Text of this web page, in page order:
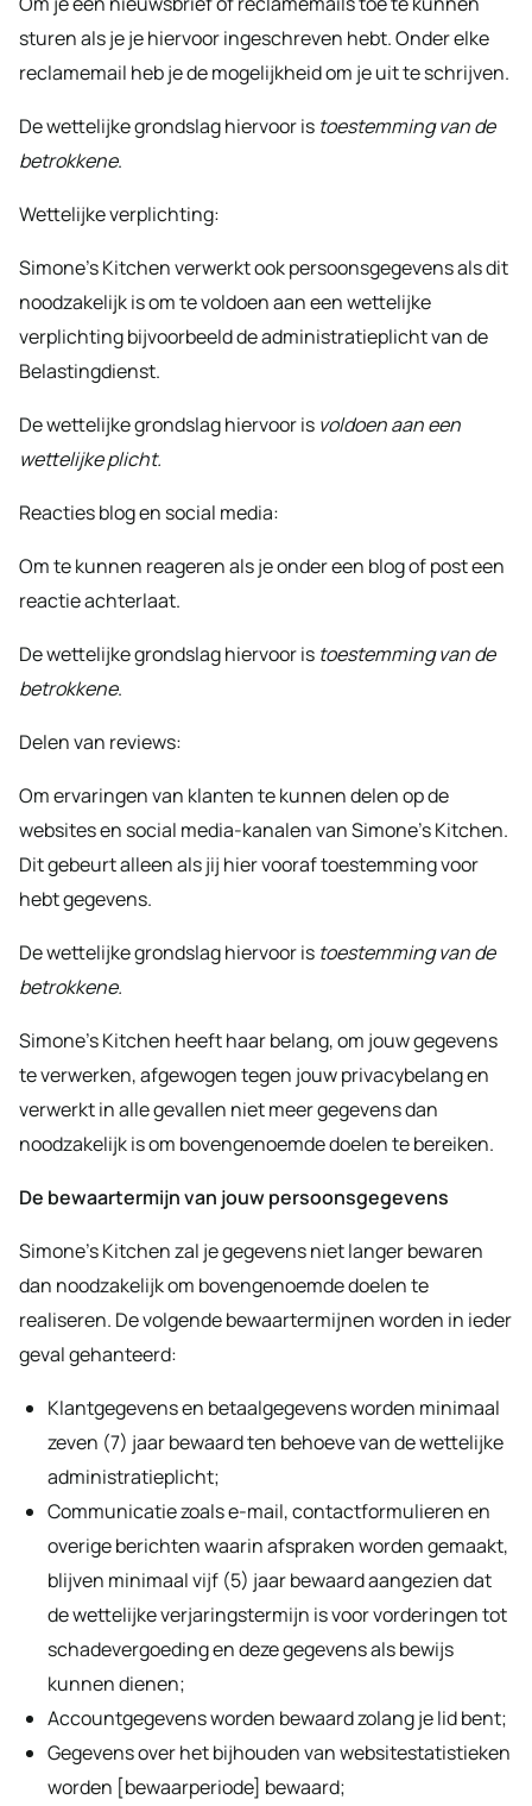
sturen als je je hiervoor ingeschreven hebt. Onder elke
reclamemail heb je de mogelijkheid om je uit te schrijven.
De wettelijke grondslag hiervoor is toestemming van de
betrokkene.
Wettelijke verplichting:
Simone’s Kitchen verwerkt ook persoonsgegevens als dit
noodzakelijk is om te voldoen aan een wettelijke
verplichting bijvoorbeeld de administratieplicht van de
Belastingdienst.
De wettelijke grondslag hiervoor is voldoen aan een
wettelijke plicht.
Reacties blog en social media:
Om te kunnen reageren als je onder een blog of post een
reactie achterlaat.
De wettelijke grondslag hiervoor is toestemming van de
betrokkene.
Delen van reviews:
Om ervaringen van klanten te kunnen delen op de
websites en social media-kanalen van Simone’s Kitchen.
Dit gebeurt alleen als jij hier vooraf toestemming voor
hebt gegevens.
De wettelijke grondslag hiervoor is toestemming van de
betrokkene.
Simone’s Kitchen heeft haar belang, om jouw gegevens
te verwerken, afgewogen tegen jouw privacybelang en
verwerkt in alle gevallen niet meer gegevens dan
noodzakelijk is om bovengenoemde doelen te bereiken.
De bewaartermijn van jouw persoonsgegevens
Simone’s Kitchen zal je gegevens niet langer bewaren
dan noodzakelijk om bovengenoemde doelen te
realiseren. De volgende bewaartermijnen worden in ieder
geval gehanteerd:
Klantgegevens en betaalgegevens worden minimaal
zeven (7) jaar bewaard ten behoeve van de wettelijke
administratieplicht;
Communicatie zoals e-mail, contactformulieren en
overige berichten waarin afspraken worden gemaakt,
blijven minimaal vijf (5) jaar bewaard aangezien dat
de wettelijke verjaringstermijn is voor vorderingen tot
schadevergoeding en deze gegevens als bewijs
kunnen dienen;
Accountgegevens worden bewaard zolang je lid bent;
Gegevens over het bijhouden van websitestatistieken
worden [bewaarperiode] bewaard;